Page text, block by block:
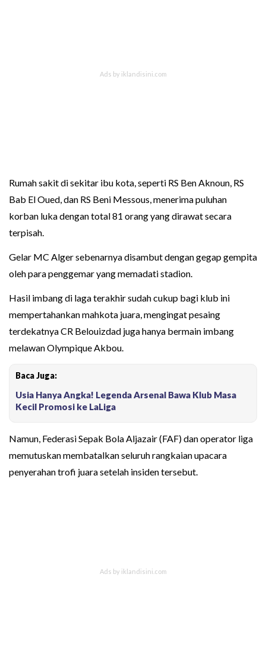
Rumah sakit di sekitar ibu kota, seperti RS Ben Aknoun, RS
Bab El Oued, dan RS Beni Messous, menerima puluhan
korban luka dengan total 81 orang yang dirawat secara
terpisah.
Gelar MC Alger sebenarnya disambut dengan gegap gempita
oleh para penggemar yang memadati stadion.
Hasil imbang di laga terakhir sudah cukup bagi klub ini
mempertahankan mahkota juara, mengingat pesaing
terdekatnya CR Belouizdad juga hanya bermain imbang
melawan Olympique Akbou.
Baca Juga:
Usia Hanya Angka! Legenda Arsenal Bawa Klub Masa
Kecil Promosi ke LaLiga
Namun, Federasi Sepak Bola Aljazair (FAF) dan operator liga
memutuskan membatalkan seluruh rangkaian upacara
penyerahan trofi juara setelah insiden tersebut.